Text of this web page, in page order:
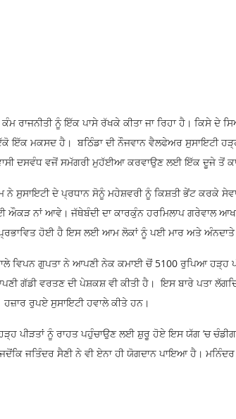
ਰਾਜਨੀਤੀ ਨੂੰ ਇੱਕ ਪਾਸੇ ਰੱਖਕੇ ਕੀਤਾ ਜਾ ਰਿਹਾ ਹੈ। ਕਿਸੇ ਦੇ
ਇੱਕ ਮਕਸਦ ਹੈ। ਬਠਿੰਡਾ ਦੀ ਨੌਜਵਾਨ ਵੈਲਫੇਅਰ ਸੁਸਾਇਟੀ
ਦਸਵੰਧ ਵਜੋਂ ਸਮੱਗਰੀ ਮੁਹੱਈਆ ਕਰਵਾਉਣ ਲਈ ਇੱਕ ਦੂਜੇ ਤੋਂ
ਨੇ ਸੁਸਾਇਟੀ ਦੇ ਪ੍ਰਧਾਨ ਸੋਨੂੰ ਮਹੇਸ਼ਵਰੀ ਨੂੰ ਕਿਸ਼ਤੀ ਭੇਂਟ ਕਰਕੇ
ਔਕੜ ਨਾਂ ਆਵੇ। ਜੱਥੇਬੰਦੀ ਦਾ ਕਾਰਕੁੰਨ ਹਰਮਿਲਾਪ ਗਰੇਵਾਲ
ਹੋਈ ਹੈ ਇਸ ਲਈ ਆਮ ਲੋਕਾਂ ਨੂੰ ਪਈ ਮਾਰ ਅਤੇ ਅੰਨਦਾਤੇ
ਵਿਪਨ ਗੁਪਤਾ ਨੇ ਆਪਣੀ ਨੇਕ ਕਮਾਈ ਚੋਂ 5100 ਰੁਪਿਆ ਹੜ੍ਹ
ਗੱਡੀ ਵਰਤਣ ਦੀ ਪੇਸ਼ਕਸ਼ ਵੀ ਕੀਤੀ ਹੈ। ਇਸ ਬਾਰੇ ਪਤਾ
ਰੁਪਏ ਸੁਸਾਇਟੀ ਹਵਾਲੇ ਕੀਤੇ ਹਨ।
ਪੀੜਤਾਂ ਨੂੰ ਰਾਹਤ ਪਹੁੰਚਾਉਣ ਲਈ ਸ਼ੁਰੂ ਹੋਏ ਇਸ ਯੱਗ ’ਚ
ਜਤਿੰਦਰ ਸੈਣੀ ਨੇ ਵੀ ਏਨਾ ਹੀ ਯੋਗਦਾਨ ਪਾਇਆ ਹੈ।